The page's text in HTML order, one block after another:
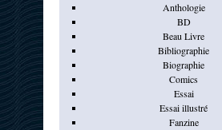
Anthologie
BD
Beau Livre
Bibliographie
Biographie
Comics
Essai
Essai illustré
Fanzine